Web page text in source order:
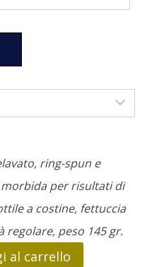
ring-spun e
per risultati di
a costine, fettuccia
regolare, peso 145 gr.
al carrello